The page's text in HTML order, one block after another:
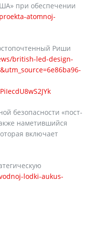
при обеспечении
atomnoj-
Риши
british-led-design-
безопасности «пост-
наметившийся
включает
lodki-aukus-